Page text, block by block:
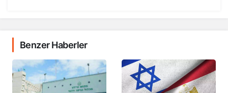
Benzer Haberler